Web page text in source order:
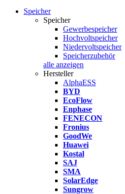
Speicher
Speicher
Gewerbespeicher
Hochvoltspeicher
Niedervoltspeicher
Speicherzubehör
alle anzeigen
Hersteller
AlphaESS
BYD
EcoFlow
Enphase
FENECON
Fronius
GoodWe
Huawei
Kostal
SAJ
SMA
SolarEdge
Sungrow